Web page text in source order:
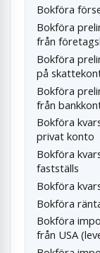
Bokföra
Bokföra
från
Bokföra
på
Bokföra
från
Bokföra
privat konto
Bokföra
fastställs
Bokföra
Bokföra
Bokföra
från USA